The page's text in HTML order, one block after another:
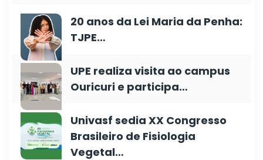
20 anos da Lei Maria da Penha:
TJPE…
UPE realiza visita ao campus
Ouricuri e participa…
Univasf sedia XX Congresso
Brasileiro de Fisiologia
Vegetal…